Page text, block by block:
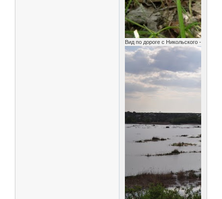
Вид по дороге с Никольского -